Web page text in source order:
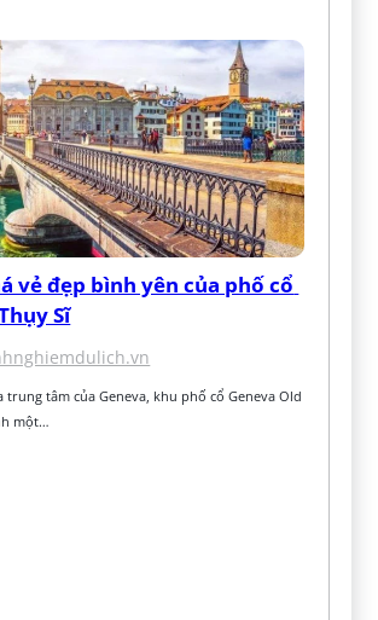
vẻ đẹp bình yên của phố cổ
Sĩ
trung tâm của Geneva, khu phố cổ Geneva Old
một…